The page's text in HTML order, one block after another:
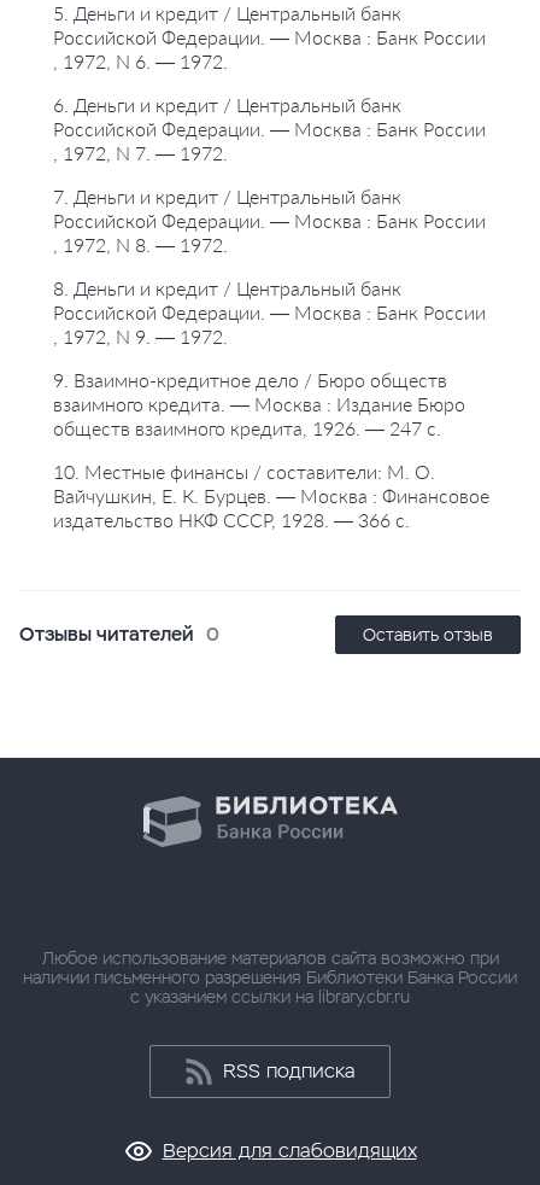
5. Деньги и кредит / Центральный банк
Российской Федерации. — Москва : Банк России
, 1972, N 6. — 1972.
6. Деньги и кредит / Центральный банк
Российской Федерации. — Москва : Банк России
, 1972, N 7. — 1972.
7. Деньги и кредит / Центральный банк
Российской Федерации. — Москва : Банк России
, 1972, N 8. — 1972.
8. Деньги и кредит / Центральный банк
Российской Федерации. — Москва : Банк России
, 1972, N 9. — 1972.
9. Взаимно-кредитное дело / Бюро обществ
взаимного кредита. — Москва : Издание Бюро
обществ взаимного кредита, 1926. — 247 с.
10. Местные финансы / составители: М. О.
Вайчушкин, Е. К. Бурцев. — Москва : Финансовое
издательство НКФ СССР, 1928. — 366 с.
Отзывы читателей 0 Оставить отзыв
Любое использование материалов сайта возможно при
наличии письменного разрешения Библиотеки Банка России
с указанием ссылки на library.cbr.ru
RSS подписка
Версия для слабовидящих